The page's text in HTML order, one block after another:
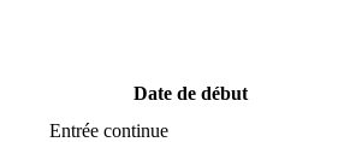
Date de début
Entrée continue